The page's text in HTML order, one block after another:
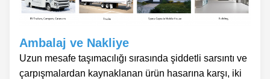
Ambalaj ve Nakliye
Uzun mesafe taşımacılığı sırasında şiddetli sarsıntı ve
çarpışmalardan kaynaklanan ürün hasarına karşı, iki